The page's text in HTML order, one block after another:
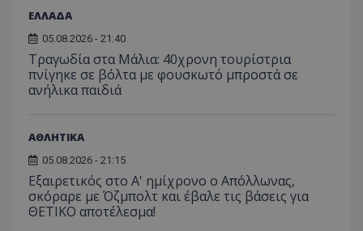
ΕΛΛΑΔΑ
05.08.2026 - 21:40
Τραγωδία στα Μάλια: 40χρονη τουρίστρια
πνίγηκε σε βόλτα με φουσκωτό μπροστά σε
ανήλικα παιδιά
ΑΘΛΗΤΙΚΑ
05.08.2026 - 21:15
Εξαιρετικός στο Α' ημίχρονο ο Απόλλωνας,
σκόραρε με Όζμπολτ και έβαλε τις βάσεις για
ΘΕΤΙΚΟ αποτέλεσμα!